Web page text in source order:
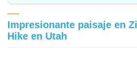
Impresionante paisaje en
Hike en Utah